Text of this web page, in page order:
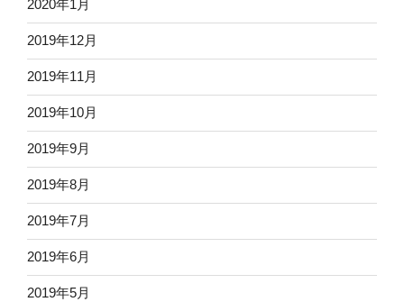
2020年1月
2019年12月
2019年11月
2019年10月
2019年9月
2019年8月
2019年7月
2019年6月
2019年5月